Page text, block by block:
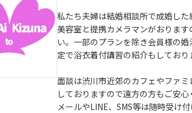
私たち夫婦は結婚相談所で成婚し
美容室と提携カメラマンがおりま
い。一部のプランを除き会員様の
定で浴衣着付講習の紹介もしてお
面談は渋川市近郊のカフェやファ
しておりますので遠方の方もご安
メールやLINE、SMS等は随時受け付